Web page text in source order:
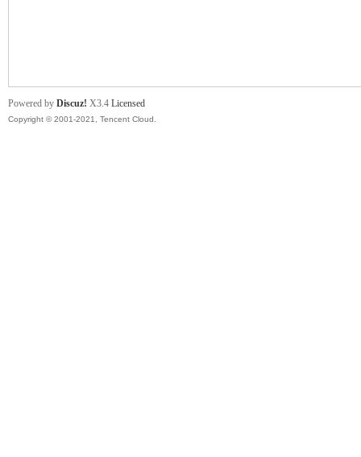
Powered by Discuz! X3.4 Licensed
Copyright © 2001-2021, Tencent Cloud.